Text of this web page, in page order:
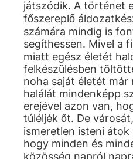
játszódik. A történet
főszereplő
számára mindig is
segíthessen. Mivel a
miatt egész életét
felkészülésben
noha saját életét
halálát mindenképp
erejével azon van,
túléljék őt. De
ismeretlen isteni átok
hogy minden és
közösség napról